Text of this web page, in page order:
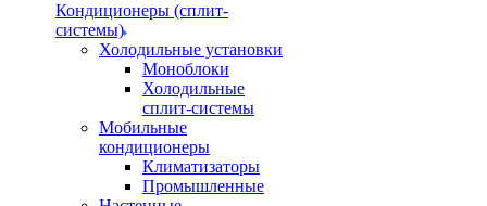
Кондиционеры (сплит-
системы)
Холодильные установки
Моноблоки
Холодильные
сплит-системы
Мобильные
кондиционеры
Климатизаторы
Промышленные